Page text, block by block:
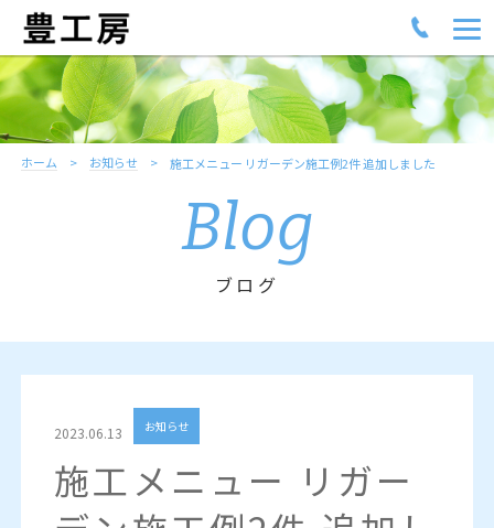
ホーム お知らせ 施工メニュー リガーデン施工例2件 追加しました
Blog
ブログ
2023.06.13 お知らせ
施工メニュー リガー